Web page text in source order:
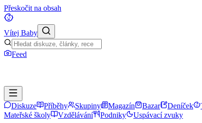
Přeskočit na obsah
Vítej Baby
Feed
Diskuze Příběhy Skupiny Magazín Bazar Deníček
Mateřské školy
Vzdělávání Podniky
Uspávací zvuky